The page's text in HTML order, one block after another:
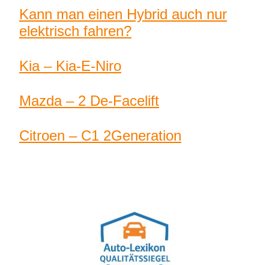
Kann man einen Hybrid auch nur
elektrisch fahren?
Kia – Kia-E-Niro
Mazda – 2 De-Facelift
Citroen – C1 2Generation